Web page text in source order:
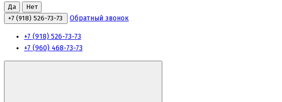
+7 (918) 526-73-73 Обратный звонок
+7 (918) 526-73-73
+7 (960) 468-73-73